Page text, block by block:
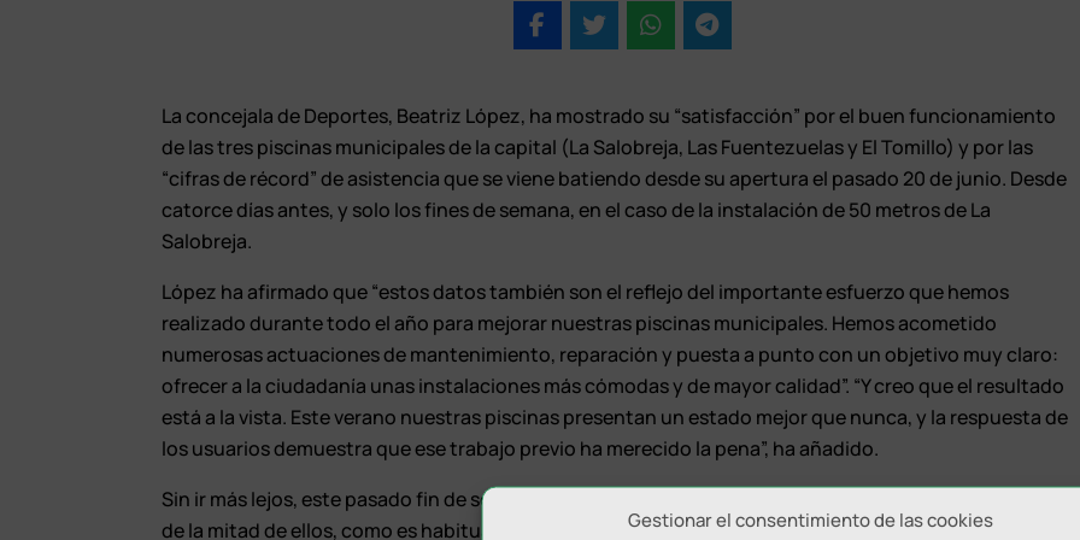
Gestionar el consentimiento de las cookies
La concejala de Deportes, Beatriz López, ha mostrado su “satisfacción” por el buen funcionamiento
de las tres piscinas municipales de la capital (La Salobreja, Las Fuentezuelas y El Tomillo) y por las
“cifras de récord” de asistencia que se viene batiendo desde su apertura el pasado 20 de junio. Desde
catorce días antes, y solo los fines de semana, en el caso de la instalación de 50 metros de La
Salobreja.
López ha afirmado que “estos datos también son el reflejo del importante esfuerzo que hemos
realizado durante todo el año para mejorar nuestras piscinas municipales. Hemos acometido
numerosas actuaciones de mantenimiento, reparación y puesta a punto con un objetivo muy claro:
ofrecer a la ciudadanía unas instalaciones más cómodas y de mayor calidad”. “Y creo que el resultado
está a la vista. Este verano nuestras piscinas presentan un estado mejor que nunca, y la respuesta de
los usuarios demuestra que ese trabajo previo ha merecido la pena”, ha añadido.
Sin ir más lejos, este pasado fin de semana se ha batido la cifra de 3.000 bañistas llegando a 3.087. Más
de la mitad de ellos, como es habitual dadas sus dimensiones, se han dado cita en la piscina de Las